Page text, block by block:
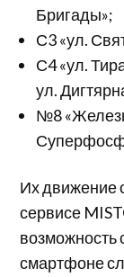
Бригады»;
С3 «ул.
С4 «ул.
ул.
№8
Их движение
сервисе
смартфоне